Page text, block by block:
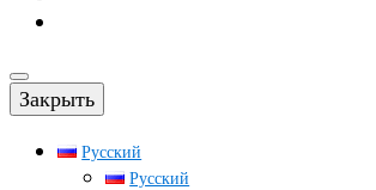
Закрыть
Русский
Русский